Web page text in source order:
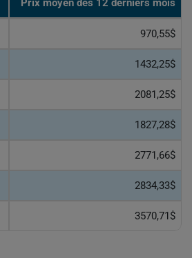
Prix moyen des 12 derniers mois
970,55$
1432,25$
2081,25$
1827,28$
2771,66$
2834,33$
3570,71$